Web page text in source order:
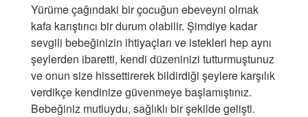
Yürüme çağındaki bir çocuğun ebeveyni olmak
kafa karıştırıcı bir durum olabilir. Şimdiye kadar
sevgili bebeğinizin ihtiyaçları ve istekleri hep aynı
şeylerden ibaretti, kendi düzeninizi tutturmuştunuz
ve onun size hissettirerek bildirdiği şeylere karşılık
verdikçe kendinize güvenmeye başlamıştınız.
Bebeğiniz mutluydu, sağlıklı bir şekilde gelişti.